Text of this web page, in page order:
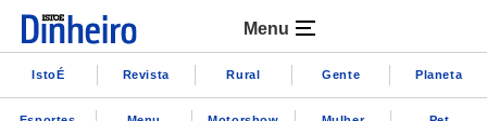
Menu
IstoÉ Revista Rural Gente Planeta